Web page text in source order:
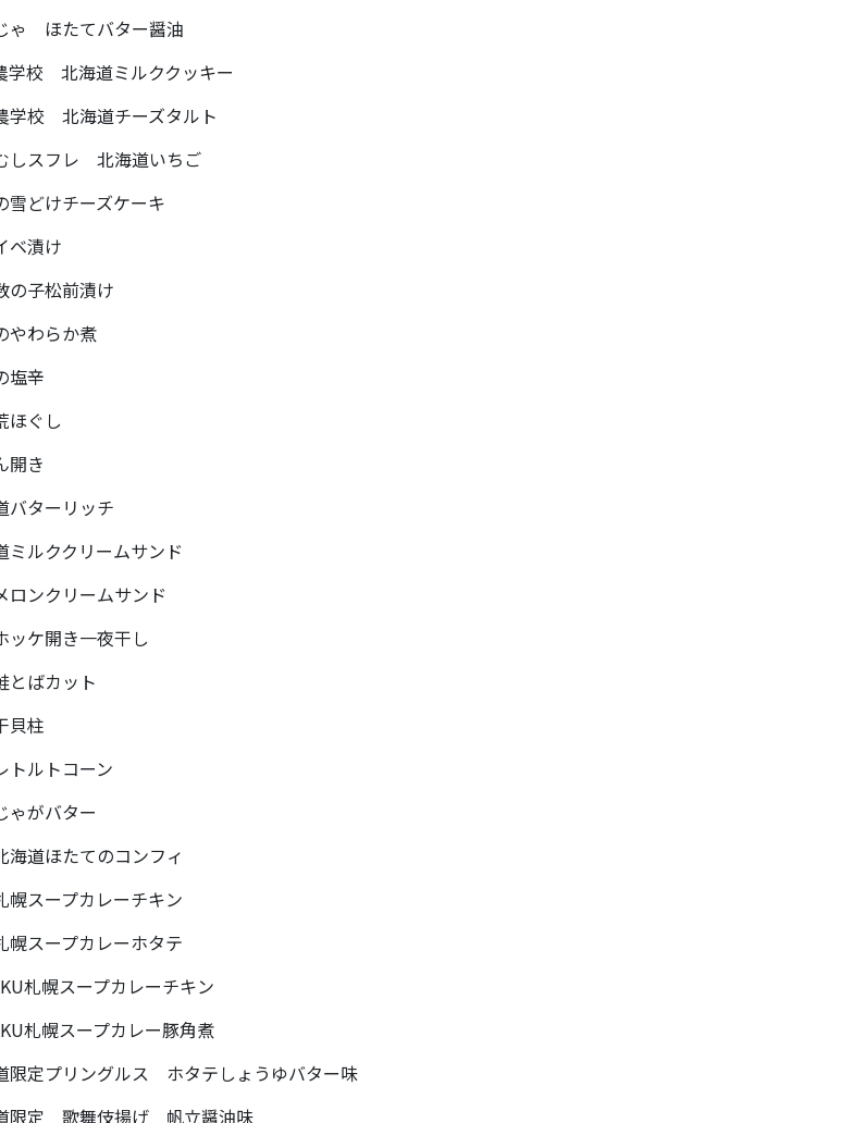
ほたてバター醤油
校 北海道ミルククッキー
北海道チーズタルト
しスフレ 北海道いちご
けチーズケーキ
ベ漬け
松前漬け
わらか煮
辛
ぐし
き
ターリッチ
ククリームサンド
クリームサンド
ケ開き一夜干し
カット
柱
ルトコーン
バター
たてのコンフィ
スープカレーチキン
ープカレーホタテ
幌スープカレーチキン
幌スープカレー豚角煮
限定プリングルス ホタテしょうゆバター味
定 歌舞伎揚げ 帆立醤油味